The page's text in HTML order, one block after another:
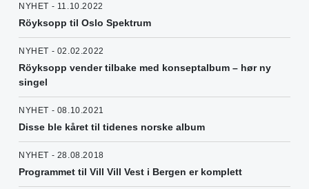
NYHET - 11.10.2022
Röyksopp til Oslo Spektrum
NYHET - 02.02.2022
Röyksopp vender tilbake med konseptalbum – hør ny
singel
NYHET - 08.10.2021
Disse ble kåret til tidenes norske album
NYHET - 28.08.2018
Programmet til Vill Vill Vest i Bergen er komplett